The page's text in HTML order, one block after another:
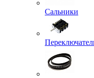
Сальники